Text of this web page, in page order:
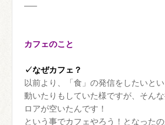
—–
カフェのこと
✓なぜカフェ？
以前より、「食」の発信をしたいと
動いたりもしていた様ですが、そん
ロアが空いたんです！
という事でカフェやろう！となったの